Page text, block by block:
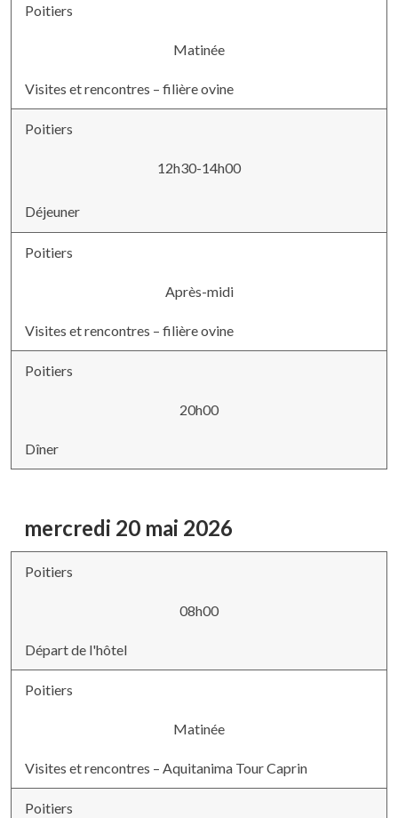
Poitiers
Matinée
Visites et rencontres – filière ovine
Poitiers
12h30-14h00
Déjeuner
Poitiers
Après-midi
Visites et rencontres – filière ovine
Poitiers
20h00
Dîner
mercredi 20 mai 2026
Poitiers
08h00
Départ de l'hôtel
Poitiers
Matinée
Visites et rencontres – Aquitanima Tour Caprin
Poitiers